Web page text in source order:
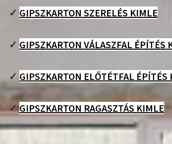
✓ GIPSZKARTON SZERELÉS KIMLE
✓ GIPSZKARTON VÁLASZFAL ÉPÍTÉS
✓ GIPSZKARTON ELŐTÉTFAL ÉPÍTÉS
✓GIPSZKARTON RAGASZTÁS KIMLE